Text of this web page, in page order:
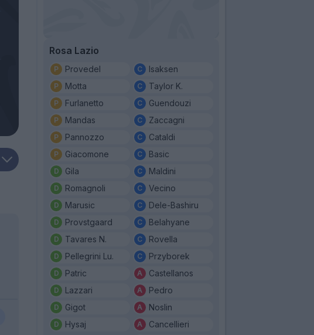
Rosa Lazio
Provedel
Motta
Furlanetto
Mandas
Pannozzo
Giacomone
Gila
Romagnoli
Marusic
Provstgaard
Tavares N.
Pellegrini Lu.
Patric
Lazzari
Gigot
Hysaj
Isaksen
Taylor K.
Guendouzi
Zaccagni
Cataldi
Basic
Maldini
Vecino
Dele-Bashiru
Belahyane
Rovella
Przyborek
Castellanos
Pedro
Noslin
Cancellieri